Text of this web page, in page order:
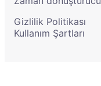
Gizlilik Politikası
Kullanım Şartları